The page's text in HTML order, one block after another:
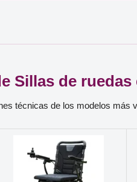
Sillas de
técnicas de los modelos más